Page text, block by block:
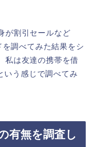
が割引セールなど
調べてみた結果をシ
私は友達の携帯を借
いう感じで調べてみ
有無を調査し